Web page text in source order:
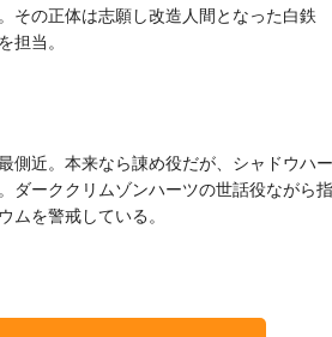
その正体は志願し改造人間となった白
担当。
側近。本来なら諌め役だが、シャドウハ
ダーククリムゾンハーツの世話役ながら
ムを警戒している。